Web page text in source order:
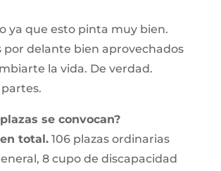
ya que esto pinta muy bien.
por delante bien aprovechados
la vida. De verdad.
se convocan?
total.106 plazas ordinarias
8 cupo de discapacidad